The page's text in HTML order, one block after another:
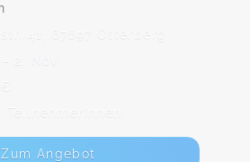
41, 67697 Otterberg
2. Nov
TeilnehmerInnen
Zum Angebot